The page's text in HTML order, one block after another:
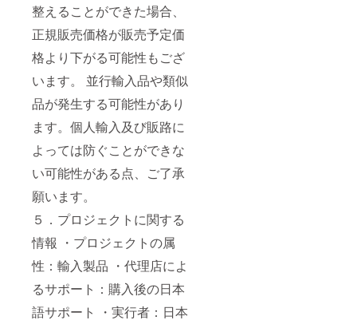
整えることができた場合、
正規販売価格が販売予定価
格より下がる可能性もござ
います。 並行輸入品や類似
品が発生する可能性があり
ます。個人輸入及び販路に
よっては防ぐことができな
い可能性がある点、ご了承
願います。
５．プロジェクトに関する
情報 ・プロジェクトの属
性：輸入製品 ・代理店によ
るサポート：購入後の日本
語サポート ・実行者：日本